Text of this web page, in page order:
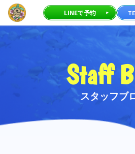
LINEで予約
Staff
スタッフブ